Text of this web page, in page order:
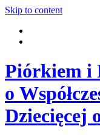
Skip to content
Piórkiem i
o
Dziecięcej